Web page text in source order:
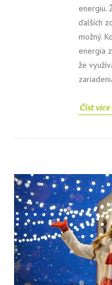
energiu.
ďalších
možný.
energia
že
Číst více